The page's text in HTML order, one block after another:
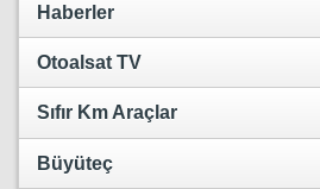
Haberler
Otoalsat TV
Sıfır Km Araçlar
Büyüteç